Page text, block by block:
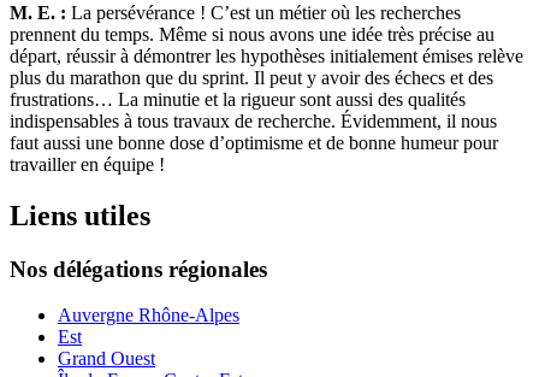
M. E. : La persévérance ! C’est un métier où les recherches
prennent du temps. Même si nous avons une idée très précise au
départ, réussir à démontrer les hypothèses initialement émises relève
plus du marathon que du sprint. Il peut y avoir des échecs et des
frustrations… La minutie et la rigueur sont aussi des qualités
indispensables à tous travaux de recherche. Évidemment, il nous
faut aussi une bonne dose d’optimisme et de bonne humeur pour
travailler en équipe !
Liens utiles
Nos délégations régionales
Auvergne Rhône-Alpes
Est
Grand Ouest